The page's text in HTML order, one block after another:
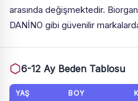
arasında değişmektedir.
DANİNO gibi güvenilir
6-12 Ay Beden Tablosu
YAŞ BOY